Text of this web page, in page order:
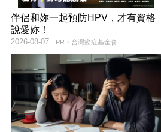
伴侶和妳一起預防HPV，才有資格
說愛妳！
PR・台灣癌症基金會
2026-08-07